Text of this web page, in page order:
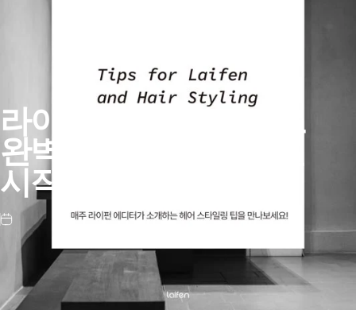
라이펀 헤어드라이기로
완벽한
시작하기